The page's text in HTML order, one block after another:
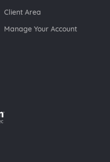
Client Area
Manage Your Account